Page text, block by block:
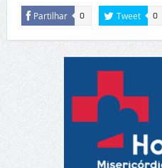
Partilhar 0 Tweet 0